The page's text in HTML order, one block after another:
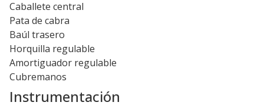
Caballete central
Pata de cabra
Baúl trasero
Horquilla regulable
Amortiguador regulable
Cubremanos
Instrumentación